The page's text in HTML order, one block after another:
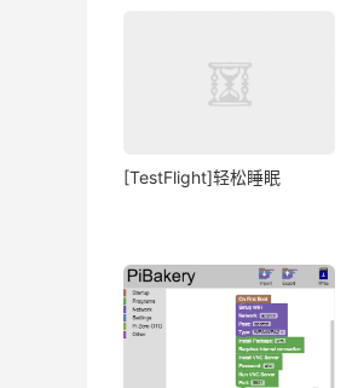
[TestFlight]轻松睡眠